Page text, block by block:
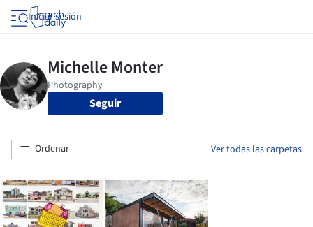
Iniciar sesión
Seguir
Ordenar Ver todas las carpetas